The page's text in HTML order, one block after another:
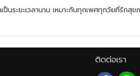
ระยะเวลานาน เหมาะกับทุกเพศทุกวัยที่รัก
ติดต่อเรา